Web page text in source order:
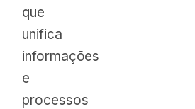
que
unifica
informações
e
processos